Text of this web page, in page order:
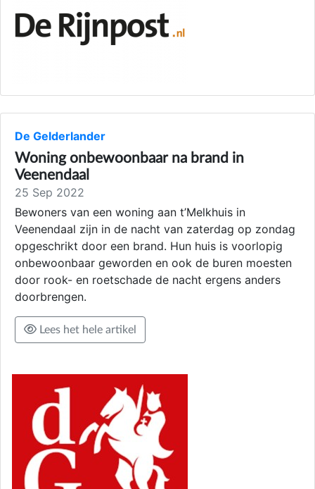
De Gelderlander
Woning onbewoonbaar na brand in
Veenendaal
25 Sep 2022
Bewoners van een woning aan t’Melkhuis in
Veenendaal zijn in de nacht van zaterdag op zondag
opgeschrikt door een brand. Hun huis is voorlopig
onbewoonbaar geworden en ook de buren moesten
door rook- en roetschade de nacht ergens anders
doorbrengen.
Lees het hele artikel